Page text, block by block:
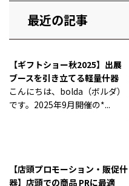
最近の記事
【ギフトショー秋2025】出展
ブースを引き立てる軽量什器
こんにちは、bolda（ボルダ）
です。2025年9月開催の*...
【店頭プロモーション・販促什
器】店頭での商品 PRに最適